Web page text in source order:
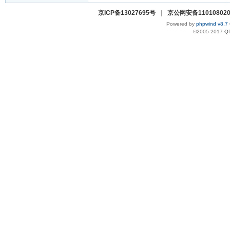
京ICP备13027695号 京公网安备
Powered by phpwind v8.7
©2005-2017